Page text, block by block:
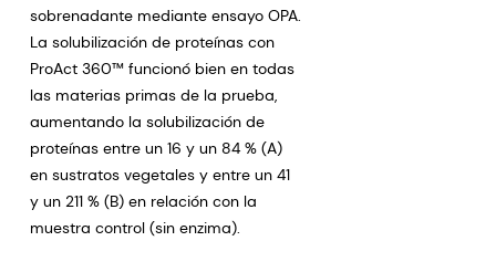
sobrenadante mediante ensayo OPA.
La solubilización de proteínas con
ProAct 360™ funcionó bien en todas
las materias primas de la prueba,
aumentando la solubilización de
proteínas entre un 16 y un 84 % (A)
en sustratos vegetales y entre un 41
y un 211 % (B) en relación con la
muestra control (sin enzima).